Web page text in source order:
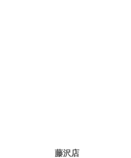
藤沢店